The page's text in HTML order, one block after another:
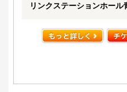
リンクステーションホー